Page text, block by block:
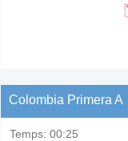
Colombia Primera A
Temps: 00:25